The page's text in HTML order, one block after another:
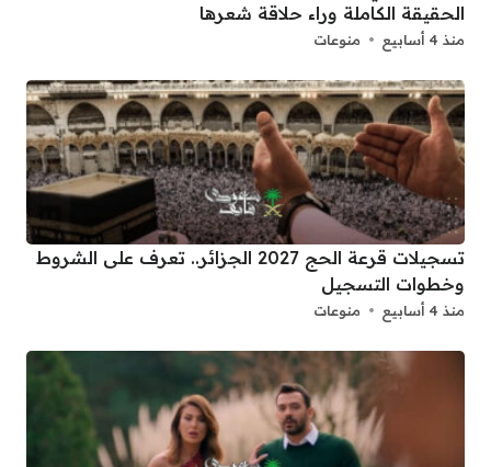
الحقيقة الكاملة وراء حلاقة شعرها
منذ 4 أسابيع منوعات
تسجيلات قرعة الحج 2027 الجزائر.. تعرف على الشروط
وخطوات التسجيل
منذ 4 أسابيع منوعات